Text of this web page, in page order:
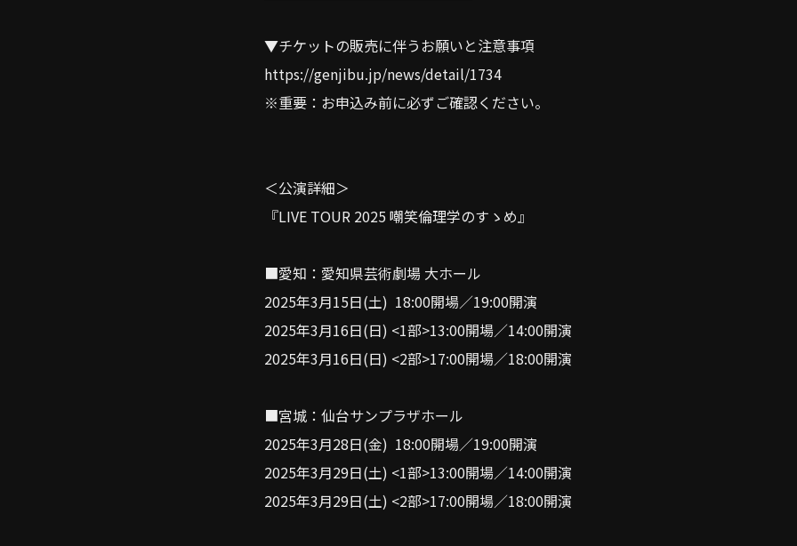
▼チケットの販売に伴うお願いと注意事項
https://genjibu.jp/news/detail/1734
※重要：お申込み前に必ずご確認ください。
＜公演詳細＞
『LIVE TOUR 2025 嘲笑倫理学のすゝめ』
■愛知：愛知県芸術劇場 大ホール
2025年3月15日(土) 18:00開場／19:00開演
2025年3月16日(日) <1部>13:00開場／14:00開演
2025年3月16日(日) <2部>17:00開場／18:00開演
■宮城：仙台サンプラザホール
2025年3月28日(金) 18:00開場／19:00開演
2025年3月29日(土) <1部>13:00開場／14:00開演
2025年3月29日(土) <2部>17:00開場／18:00開演